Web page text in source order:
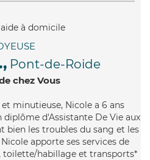
Pont-de-Roide
chez Vous
minutieuse, Nicole a 6 ans
diplôme d'Assistante De Vie aux
bien les troubles du sang et les
apporte ses services de
toilette/habillage et transports*